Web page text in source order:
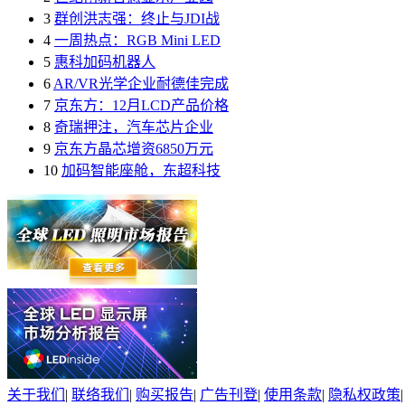
3 群创洪志强：终止与JDI战
4 一周热点：RGB Mini LED
5 惠科加码机器人
6 AR/VR光学企业耐德佳完成
7 京东方：12月LCD产品价格
8 奇瑞押注，汽车芯片企业
9 京东方晶芯增资6850万元
10 加码智能座舱，东超科技
关于我们 | 联络我们 | 购买报告| 广告刊登| 使用条款| 隐私权政策|